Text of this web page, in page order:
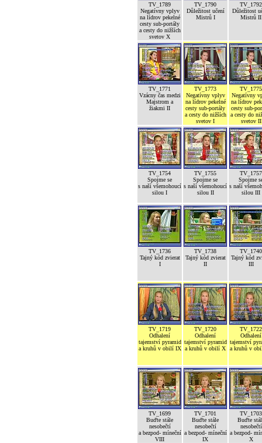
TV_1789
Negatívny vplyv
na lídrov pekelné
cesty sub-portály
a cesty do nižších
svetov X
TV_1790
Důležitost učení
Mistrů I
TV_1792
Důležitost
Mistrů II
TV_1771
Vzácny čas medzi
Majstrom a
žiakmi II
TV_1773
Negatívny vplyv
na lídrov pekelné
cesty sub-portály
a cesty do nižších
svetov I
TV_1775
Negatívny
na lídrov
cesty sub-
a cesty do
svetov II
TV_1754
Spojme se
s naší všemohoucí
silou I
TV_1755
Spojme se
s naší všemohoucí
silou II
TV_1757
Spojme
s naší
silou III
TV_1736
Tajný kód zvierat
I
TV_1738
Tajný kód zvierat
II
TV_1740
Tajný kód
III
TV_1719
Odhalení
tajemství pyramid
a kruhů v obilí IX
TV_1720
Odhalení
tajemství pyramid
a kruhů v obilí X
TV_1722
Odhalení
tajemství
a kruhů v
TV_1699
Buďte stále
nesobečtí
a bezpod- míneční
VIII
TV_1701
Buďte stále
nesobečtí
a bezpod- míneční
IX
TV_1703
Buďte
nesobečtí
a bezpod-
X